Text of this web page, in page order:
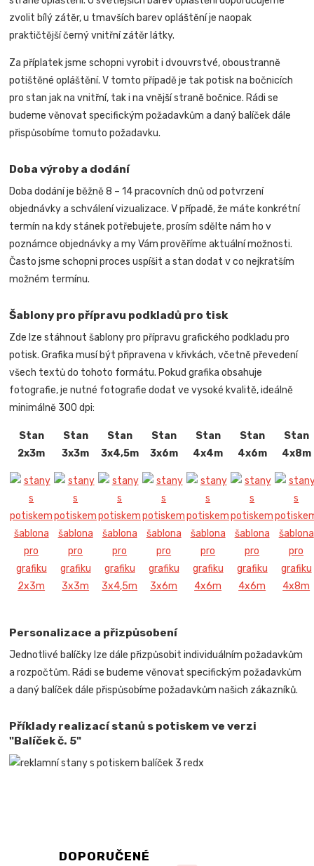
zvolit bílý zátěr, u tmavších barev opláštění je naopak
praktičtější černý vnitřní zátěr látky.
Za příplatek jsme schopni vyrobit i dvouvrstvé, oboustranně
potištěné opláštění. V tomto případě je tak potisk na bočnicích
pro stan jak na vnitřní, tak i na vnější straně bočnice.Rádi se
budeme věnovat specifickým požadavkům a daný balíček dále
přispůsobíme tomuto požadavku.
Doba výroby a dodání
Doba dodání je běžně 8 – 14 pracovních dnů od potvrzení
objednávky a schválení vizualizace. V případě, že máte konkrétní
termín na kdy stánek potřebujete, prosím sdělte nám ho v
poznámce objednávky a my Vám prověříme aktuální možnosti.
Často jsme schopni proces uspíšit a stan dodat v co nejkratším
možném termínu.
Šablony pro přípravu podkladů pro tisk
Zde lze stáhnout šablony pro přípravu grafického podkladu pro
potisk. Grafika musí být připravena v křivkách, včetně převedení
všech textů do tohoto formátu. Pokud grafika obsahuje
fotografie, je nutné fotografie dodat ve vysoké kvalitě, ideálně
minimálně 300 dpi:
Stan
2x3m
Stan
3x3m
Stan
3x4,5m
Stan
3x6m
Stan
4x4m
Stan
4x6m
Stan
4x8m
Personalizace a přizpůsobení
Jednotlivé balíčky lze dále přizpůsobit individuálním požadavkům
a rozpočtům. Rádi se budeme věnovat specifickým požadavkům
a daný balíček dále přispůsobíme požadavkům našich zákazníků.
Příklady realizací stanů s potiskem ve verzi
"Balíček č. 5"
DOPORUČENÉ